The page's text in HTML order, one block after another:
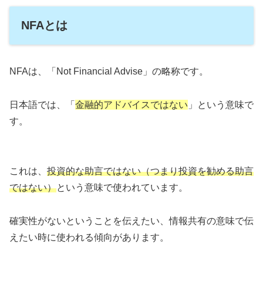
NFAとは
NFAは、「Not Financial Advise」の略称です。
日本語では、「 金融的アドバイスではない 」という意味で
す。
これは、 投資的な助言ではない（つまり投資を勧める助言
ではない）という意味で使われています。
確実性がないということを伝えたい、情報共有の意味で伝
えたい時に使われる傾向があります。